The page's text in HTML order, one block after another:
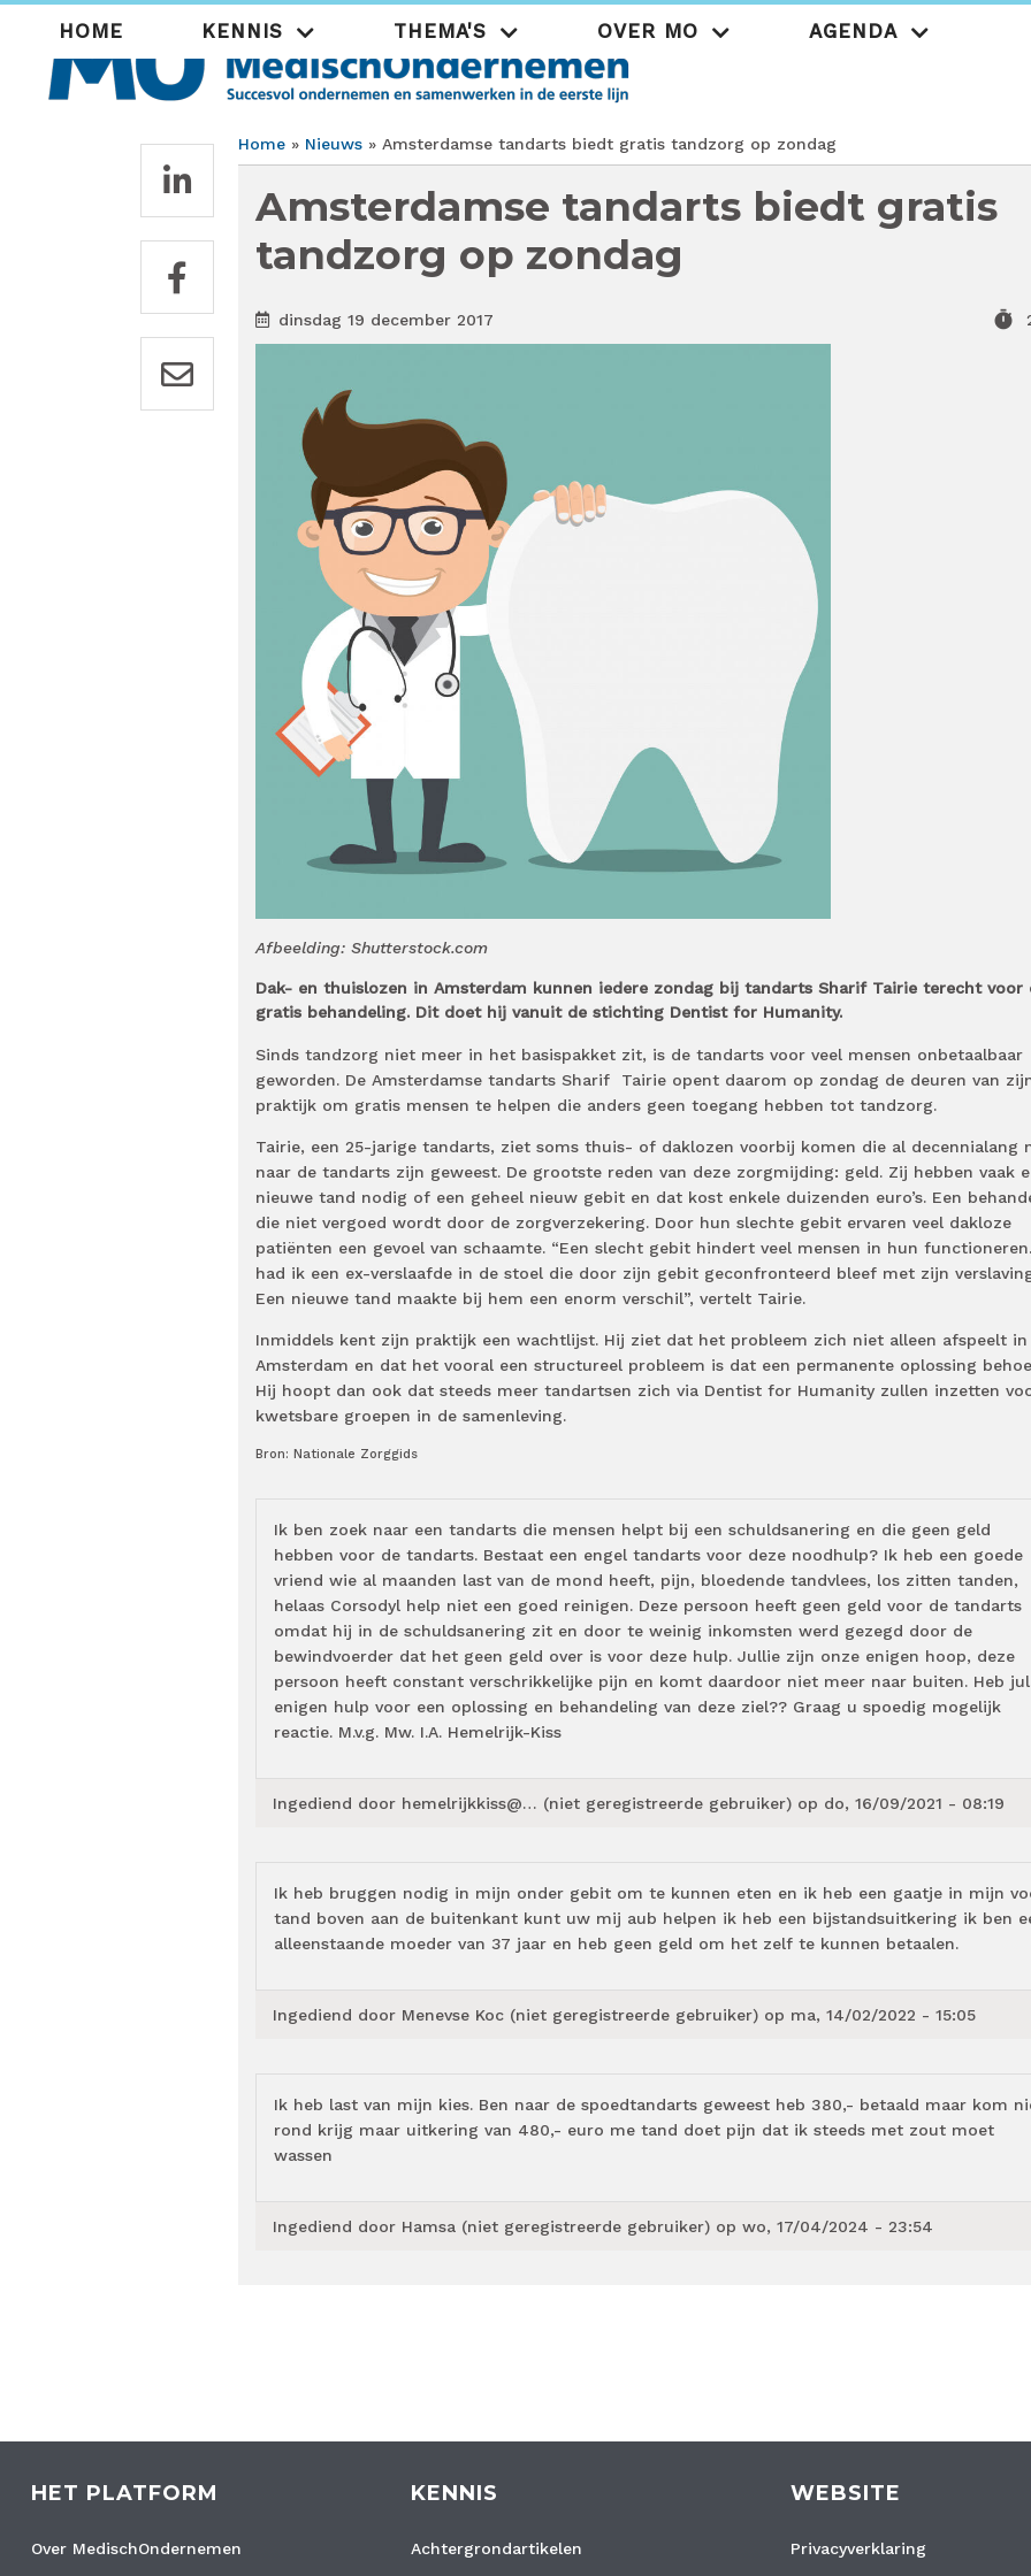
Hoofdnavigatie
HOME KENNIS THEMA'S OVER MO AGENDA
Home Nieuws Amsterdamse tandarts biedt gratis tandzorg op zondag
Amsterdamse tandarts biedt gratis
tandzorg op zondag
dinsdag 19 december 2017 timer
Afbeelding: Shutterstock.com
Dak- en thuislozen in Amsterdam kunnen iedere zondag bij tandarts Sharif Tairie terecht voor
gratis behandeling. Dit doet hij vanuit de stichting Dentist for Humanity.
Sinds tandzorg niet meer in het basispakket zit, is de tandarts voor veel mensen onbetaalbaar
geworden. De Amsterdamse tandarts Sharif Tairie opent daarom op zondag de deuren van
praktijk om gratis mensen te helpen die anders geen toegang hebben tot tandzorg.
Tairie, een 25-jarige tandarts, ziet soms thuis- of daklozen voorbij komen die al decennialang
naar de tandarts zijn geweest. De grootste reden van deze zorgmijding: geld. Zij hebben vaak
nieuwe tand nodig of een geheel nieuw gebit en dat kost enkele duizenden euro’s. Een
die niet vergoed wordt door de zorgverzekering. Door hun slechte gebit ervaren veel dakloze
patiënten een gevoel van schaamte. “Een slecht gebit hindert veel mensen in hun
had ik een ex-verslaafde in de stoel die door zijn gebit geconfronteerd bleef met zijn
Een nieuwe tand maakte bij hem een enorm verschil”, vertelt Tairie.
Inmiddels kent zijn praktijk een wachtlijst. Hij ziet dat het probleem zich niet alleen afspeelt in
Amsterdam en dat het vooral een structureel probleem is dat een permanente oplossing
Hij hoopt dan ook dat steeds meer tandartsen zich via Dentist for Humanity zullen inzetten
kwetsbare groepen in de samenleving.
Bron: Nationale Zorggids
Ik ben zoek naar een tandarts die mensen helpt bij een schuldsanering en die geen geld
hebben voor de tandarts. Bestaat een engel tandarts voor deze noodhulp? Ik heb een goede
vriend wie al maanden last van de mond heeft, pijn, bloedende tandvlees, los zitten tanden,
helaas Corsodyl help niet een goed reinigen. Deze persoon heeft geen geld voor de tandarts
omdat hij in de schuldsanering zit en door te weinig inkomsten werd gezegd door de
bewindvoerder dat het geen geld over is voor deze hulp. Jullie zijn onze enigen hoop, deze
persoon heeft constant verschrikkelijke pijn en komt daardoor niet meer naar buiten. Heb
enigen hulp voor een oplossing en behandeling van deze ziel?? Graag u spoedig mogelijk
reactie. M.v.g. Mw. I.A. Hemelrijk-Kiss
Ingediend door hemelrijkkiss@… (niet geregistreerde gebruiker) op do, 16/09/2021 - 08:19
Ik heb bruggen nodig in mijn onder gebit om te kunnen eten en ik heb een gaatje in mijn
tand boven aan de buitenkant kunt uw mij aub helpen ik heb een bijstandsuitkering ik ben
alleenstaande moeder van 37 jaar en heb geen geld om het zelf te kunnen betaalen.
Ingediend door Menevse Koc (niet geregistreerde gebruiker) op ma, 14/02/2022 - 15:05
Ik heb last van mijn kies. Ben naar de spoedtandarts geweest heb 380,- betaald maar kom
rond krijg maar uitkering van 480,- euro me tand doet pijn dat ik steeds met zout moet
wassen
Ingediend door Hamsa (niet geregistreerde gebruiker) op wo, 17/04/2024 - 23:54
HET PLATFORM
Over MedischOndernemen
KENNIS
Achtergrondartikelen
WEBSITE
Privacyverklaring